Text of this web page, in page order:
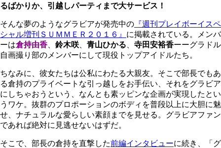
るばかりか、引越しパーティまで大サービス！
そんな夢のようなグラビアが発売中の 『週刊プレイボーイスペ
シャル増刊ＳＵＭＭＥＲ２０１６』 に掲載されている。メンバ
ーは倉持由香 鈴木咲 青山ひかる 寺田安裕香ーーグラドル
自画撮り部のメンバーにして現役トップアイドルたち。
ちなみに、彼女たちは公私にわたる大親友。そこで部長でもあ
る倉持のプライベートな引っ越しをお手伝い、それをグラビア
にしちゃおうという、なんとも素ッピンな企画が実現したとい
うワケ。抜群のプロポーションのボディを普段以上に大胆に魅
せ、ナチュラルな愛らしい素顔までを見せる。グラビアファン
であれば絶対に見逃せないはずだ。
そこで、部長の倉持を直撃した前編インタビューに続き、「グ